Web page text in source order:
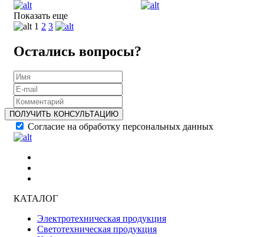
Показать еще
1 2 3
Остались вопросы?
ПОЛУЧИТЬ КОНСУЛЬТАЦИЮ
Согласие на обработку персональных данных
КАТАЛОГ
Электротехническая продукция
Светотехническая продукция